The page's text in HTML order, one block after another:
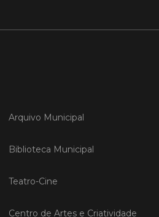
Publicado em
empresarial e
Arquivo Municipal
Biblioteca Municipal
Teatro-Cine
Centro de Artes e Criatividade